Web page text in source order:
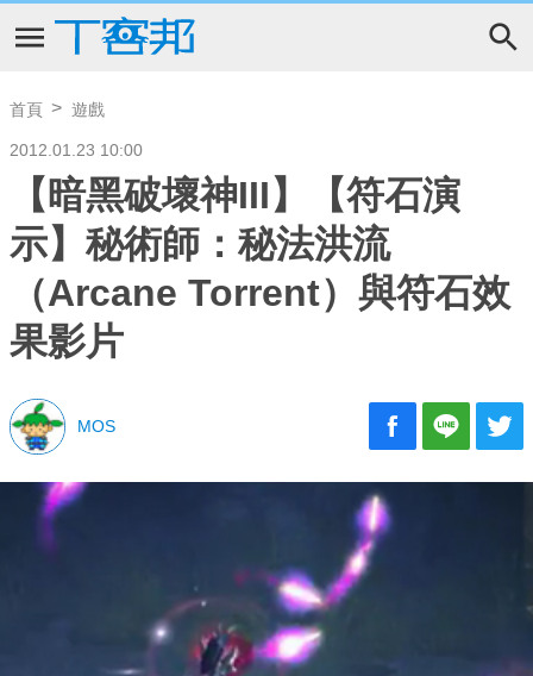
首頁 遊戲
2012.01.23 10:00
【暗黑破壞神III】【符石演
示】秘術師：秘法洪流
（Arcane Torrent）與符石效
果影片
MOS